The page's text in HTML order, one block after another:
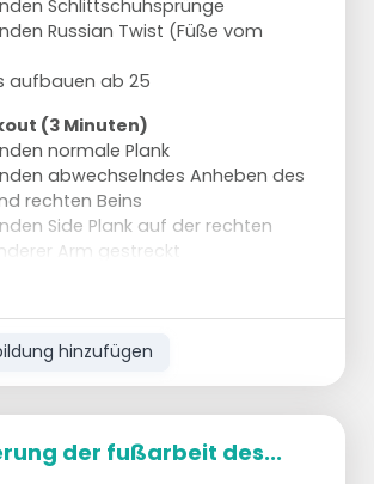
Schlittschuhsprünge
Russian Twist (Füße vom
aufbauen ab 25
(3 Minuten)
normale Plank
abwechselndes Anheben des
rechten Beins
Side Plank auf der rechten
Arm gestreckt
normale Plank
Spiderman Plank
2 x 1 Minute (20 Sekunden
hinzufügen
der fußarbeit des...